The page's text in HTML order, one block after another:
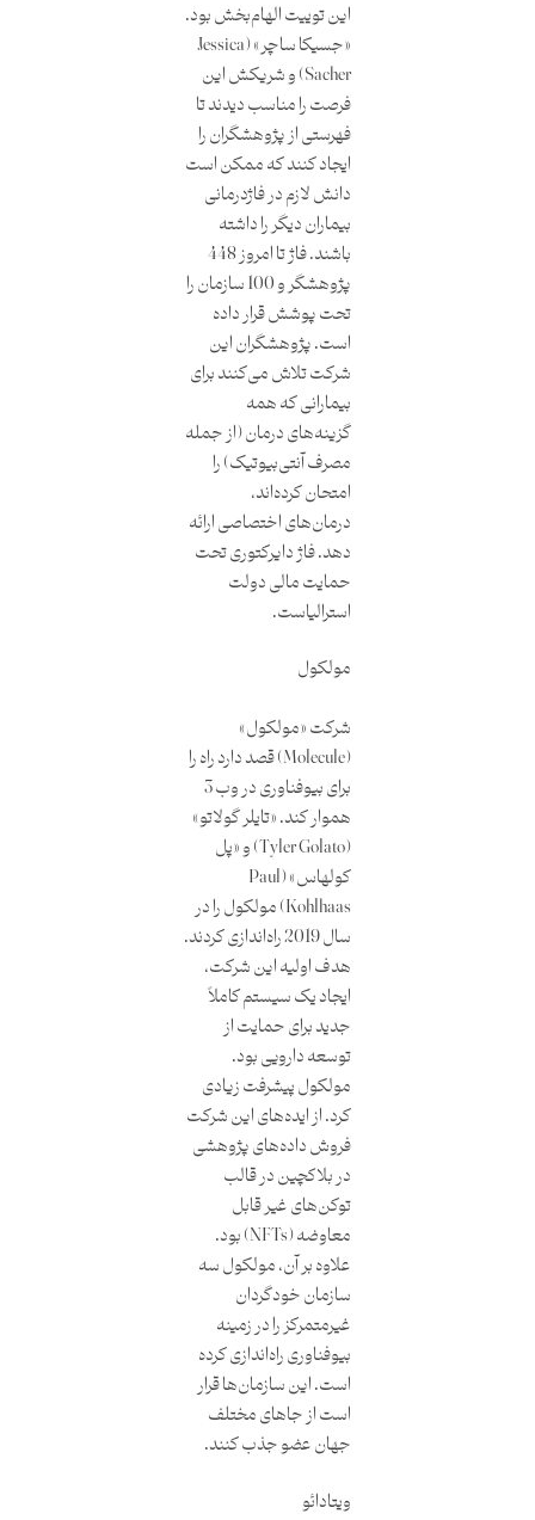
این توییت الهام‌بخش بود.
«جسیکا ساچر» (Jessica
Sacher) و شریکش این
فرصت را مناسب دیدند تا
فهرستی از پژوهشگران را
ایجاد کنند که ممکن است
دانش لازم در فاژدرمانی
بیماران دیگر را داشته
باشند. فاژ تا امروز 448
پژوهشگر و 100 سازمان را
تحت پوشش قرار داده
است. پژوهشگران این
شرکت تلاش می‌کنند برای
بیمارانی که همه
گزینه‌های درمان (از جمله
مصرف آنتی‌بیوتیک) را
امتحان کرده‌اند،
درمان‌های اختصاصی ارائه
دهد. فاژ دایرکتوری تحت
حمایت مالی دولت
استرالیاست.
مولکول
شرکت «مولکول»
(Molecule) قصد دارد راه را
برای بیوفناوری در وب 3
هموار کند. «تایلر گولاتو»
(Tyler Golato) و «پل
کولهاس» (Paul
Kohlhaas) مولکول را در
سال 2019 راه‌‌اندازی کردند.
هدف اولیه این شرکت،
ایجاد یک سیستم کاملاً
جدید برای حمایت از
توسعه دارویی بود.
مولکول پیشرفت‌ زیادی
کرد. از ایده‌های این شرکت
فروش داده‌های پژوهشی
در بلاکچین در قالب
توکن‌های غیر قابل
‌معاوضه (NFTs) بود.
علاوه بر آن، مولکول سه
سازمان خودگردان
غیرمتمرکز را در زمینه
بیوفناوری راه‌اندازی کرده
است. این سازمان‌ها قرار
است از جاهای مختلف
جهان عضو جذب کنند.
ویتادائو